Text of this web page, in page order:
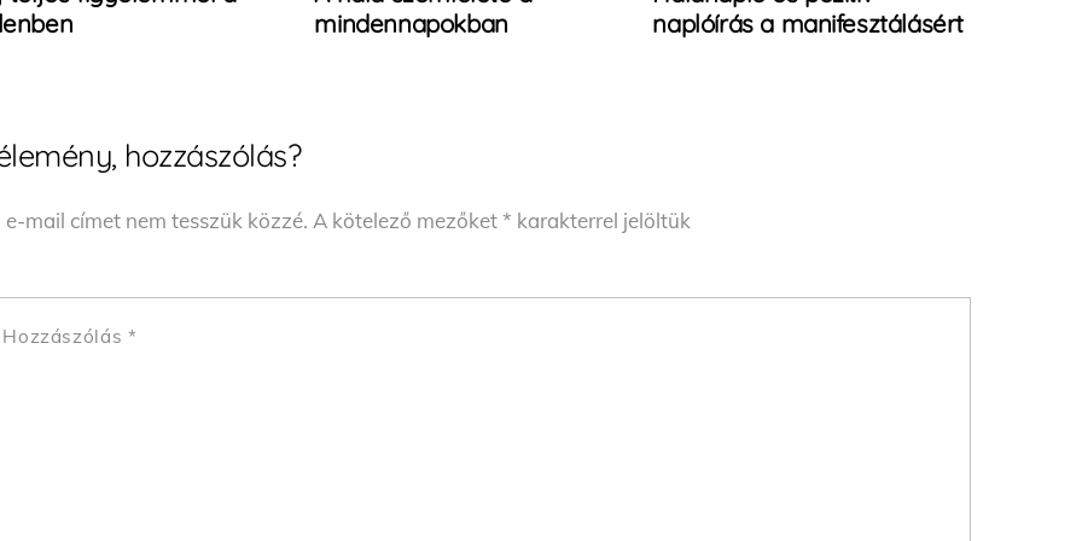
mindennapokban
naplóírás a manifesztálásért
hozzászólás?
e-mail címet nem tesszük közzé. A kötelező mezőket* karakterrel jelöltük
Hozzászólás *